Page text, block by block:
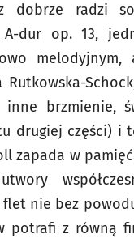
dobrze radzi
A-dur op. 13,
melodyjnym,
inne brzmienie,
drugiej części) i
zapada w
flet nie bez
potrafi z równą